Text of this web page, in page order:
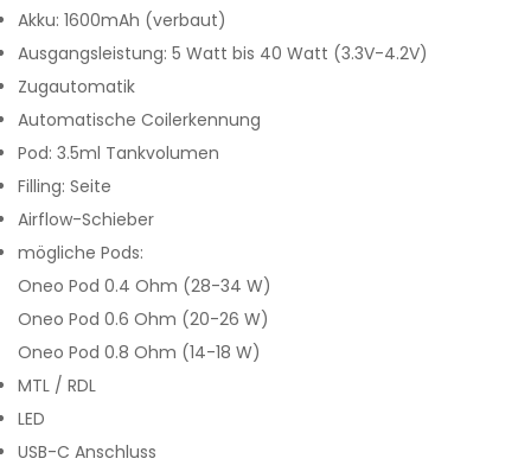
Akku: 1600mAh (verbaut)
Ausgangsleistung: 5 Watt bis 40 Watt (3.3V-4.2V)
Zugautomatik
Automatische Coilerkennung
Pod: 3.5ml Tankvolumen
Filling: Seite
Airflow-Schieber
mögliche Pods:
Oneo Pod 0.4 Ohm (28-34 W)
Oneo Pod 0.6 Ohm (20-26 W)
Oneo Pod 0.8 Ohm (14-18 W)
MTL / RDL
LED
USB-C Anschluss